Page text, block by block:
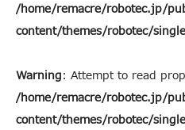
/home/remacre/robotec.jp/
content/themes/robotec/
Warning: Attempt to read
/home/remacre/robotec.jp/
content/themes/robotec/